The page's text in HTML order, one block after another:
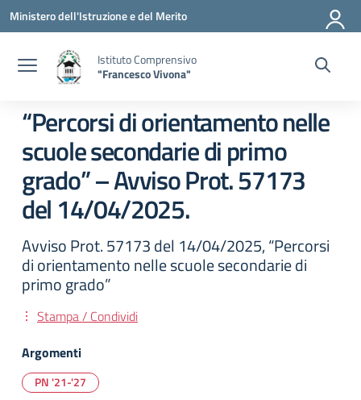
Vai ai contenuti
Vai al menu di navigazione
Vai al footer
Ministero dell'Istruzione e del Merito
Istituto Comprensivo
"Francesco Vivona"
“Percorsi di orientamento nelle
scuole secondarie di primo
grado” – Avviso Prot. 57173
del 14/04/2025.
Avviso Prot. 57173 del 14/04/2025, “Percorsi
di orientamento nelle scuole secondarie di
primo grado”
Stampa / Condividi
Argomenti
PN '21-'27